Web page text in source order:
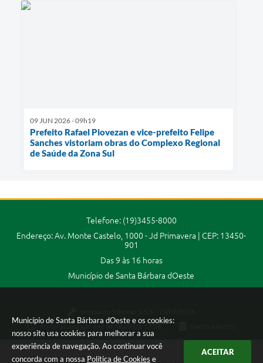
Município de Santa Bárbara dOeste e os cookies:
nosso site usa cookies para melhorar a sua
experiência de navegação. Ao continuar você
concorda com a nossa Política de Cookies e
ACEITAR
09 JUN 2026 - 09h19
Prefeito Rafael Piovezan e vice-prefeito Felipe
Sanches vistoriam obras do Complexo Regional
de Saúde da Zona Sul
Telefone: (19)3455-8000
Endereço: Av. Monte Castelo, 1000 - Jd Primavera | CEP: 13450-
901
Das 9 às 16 horas
Município de Santa Bárbara dOeste